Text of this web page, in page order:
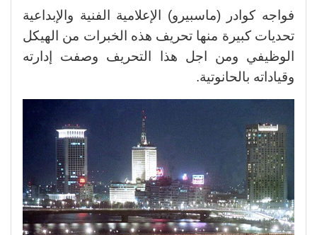
فواجه كوادر (ماسبيرو) الإعلامية الفنية والإبداعية
تحديات كبيرة منها تحريف هذه الخبرات من الهيكل
الوظيفي ومن اجل هذا التحريف وصفت إدارته
وقياداته بالحانوتية.